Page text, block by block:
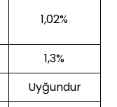
1,02%
1,3%
Uyğundur